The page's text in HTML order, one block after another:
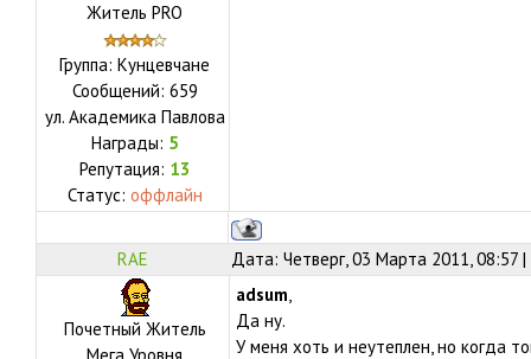
Житель PRO
Группа: Кунцевчане
Сообщений: 659
ул. Академика Павлова
Награды: 5
Репутация: 13
Статус: оффлайн
RAE Дата: Четверг, 03 Марта 2011, 08:57
Почетный Житель
adsum,
Да ну.
У меня хоть и неутеплен, но когда